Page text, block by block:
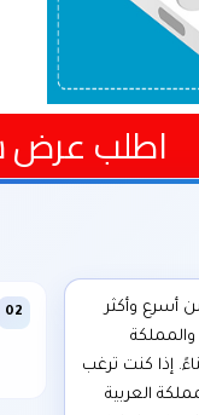
اطلب عرض
أسرع وأكثر
والمملكة
إذا كنت ترغب
العربية
02